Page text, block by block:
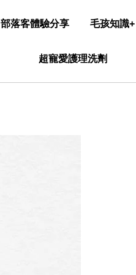
部落客體驗分享 毛孩知識+
超寵愛護理洗劑